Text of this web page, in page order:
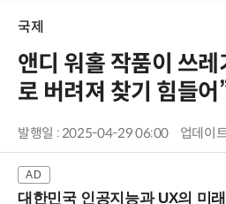
국제
앤디 워홀 작품이 쓰
로 버려져 찾기 힘들어
발행일 : 2025-04-29 06:00 업데이
대한민국 인공지능과 UX의 미래, 여기서